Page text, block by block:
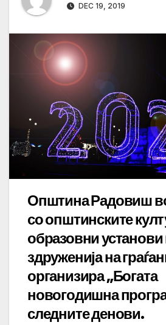
DEC 19, 2019
Општина Радовиш
со општинските
образовни установи
здруженија на
организира „Богата
новогодишна
следните денови.